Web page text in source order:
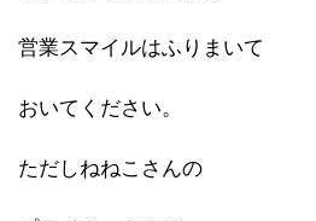
営業スマイルはふりまいて
おいてください。
ただしねねこさんの